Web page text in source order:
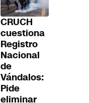
CRUCH
cuestiona
Registro
Nacional
de
Vándalos:
Pide
eliminar